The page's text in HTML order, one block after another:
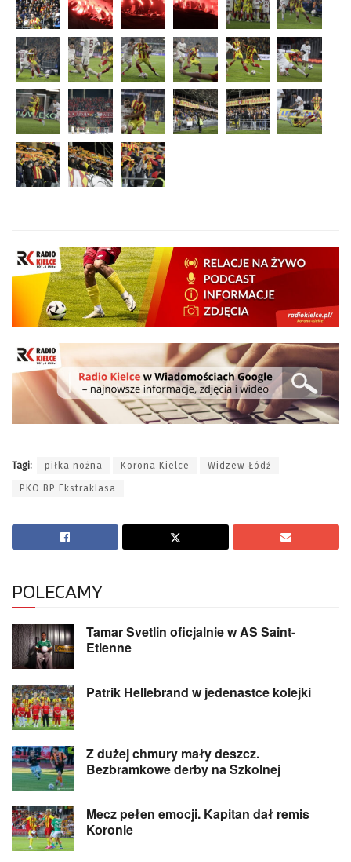
Tagi: piłka nożna Korona Kielce Widzew Łódź
PKO BP Ekstraklasa
POLECAMY
Tamar Svetlin oficjalnie w AS Saint-
Etienne
Patrik Hellebrand w jedenastce kolejki
Z dużej chmury mały deszcz.
Bezbramkowe derby na Szkolnej
Mecz pełen emocji. Kapitan dał remis
Koronie